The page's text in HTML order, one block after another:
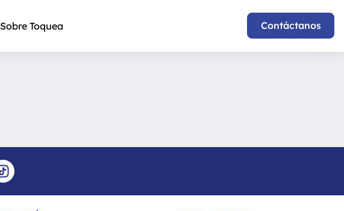
Sobre Toquea Contáctanos